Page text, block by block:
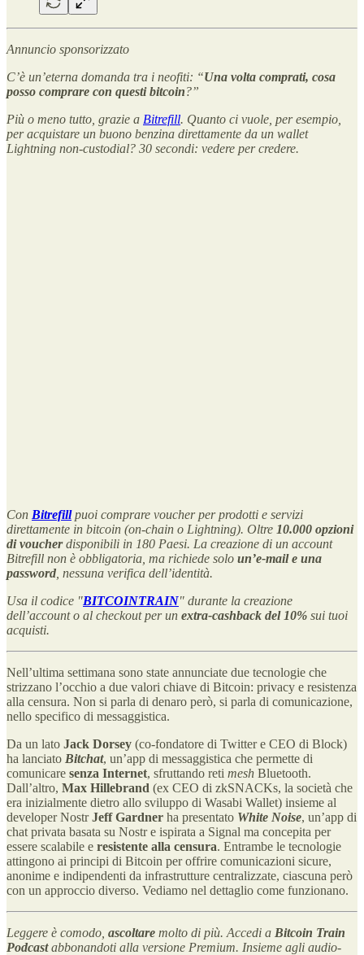
Annuncio sponsorizzato
C’è un’eterna domanda tra i neofiti: “Una volta comprati, cosa
posso comprare con questi bitcoin?”
Più o meno tutto, grazie a Bitrefill. Quanto ci vuole, per esempio,
per acquistare un buono benzina direttamente da un wallet
Lightning non-custodial? 30 secondi: vedere per credere.
Con Bitrefillpuoi comprare voucher per prodotti e servizi
direttamente in bitcoin (on-chain o Lightning). Oltre 10.000 opzioni
di voucherdisponibili in 180 Paesi. La creazione di un account
Bitrefill non è obbligatoria, ma richiede solo un’e-mail e una
password , nessuna verifica dell’identità.
Usa il codice "BITCOINTRAIN" durante la creazione
dell’account o al checkout per un extra-cashback del 10% sui tuoi
acquisti.
Nell’ultima settimana sono state annunciate due tecnologie che
strizzano l’occhio a due valori chiave di Bitcoin: privacy e resistenza
alla censura. Non si parla di denaro però, si parla di comunicazione,
nello specifico di messaggistica.
Da un lato Jack Dorsey (co-fondatore di Twitter e CEO di Block)
ha lanciato Bitchat, un’app di messaggistica che permette di
comunicare senza Internet, sfruttando reti mesh Bluetooth.
Dall’altro, Max Hillebrand (ex CEO di zkSNACKs, la società che
era inizialmente dietro allo sviluppo di Wasabi Wallet) insieme al
developer NostrJeff Gardner ha presentato White Noise, un’app di
chat privata basata su Nostr e ispirata a Signal ma concepita per
essere scalabile e resistente alla censura. Entrambe le tecnologie
attingono ai principi di Bitcoin per offrire comunicazioni sicure,
anonime e indipendenti da infrastrutture centralizzate, ciascuna però
con un approccio diverso. Vediamo nel dettaglio come funzionano.
Leggere è comodo, ascoltare molto di più. Accedi a Bitcoin Train
Podcastabbonandoti alla versione Premium. Insieme agli audio-